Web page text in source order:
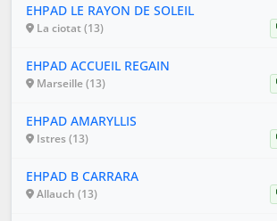
EHPAD LE RAYON DE SOLEIL
La ciotat (13)
EHPAD ACCUEIL REGAIN
Marseille (13)
EHPAD AMARYLLIS
Istres (13)
EHPAD B CARRARA
Allauch (13)